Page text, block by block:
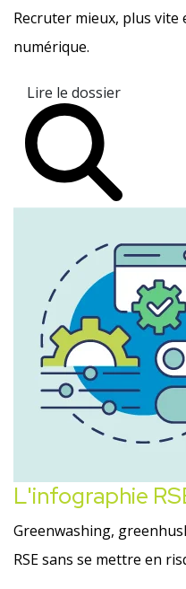
Recruter mieux, plus vite
numérique.
Lire le dossier
L'infographie
Greenwashing,
RSE sans se mettre en